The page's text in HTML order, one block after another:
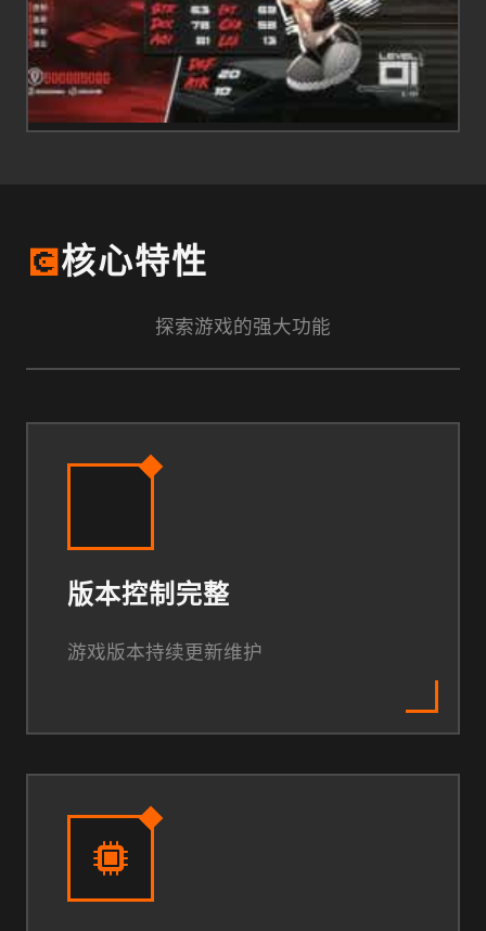
💽核心特性
探索游戏的强大功能
版本控制完整
游戏版本持续更新维护